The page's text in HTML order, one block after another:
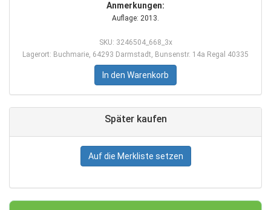
Anmerkungen:
Auflage: 2013.
SKU: 3246504_668_3x
Lagerort: Buchmarie, 64293 Darmstadt, Bunsenstr. 14a Regal 40335
In den Warenkorb
Später kaufen
Auf die Merkliste setzen